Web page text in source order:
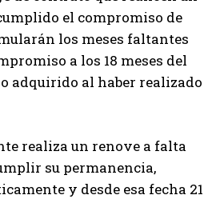
el compromiso de
los meses faltantes
a los 18 meses del
adquirido al haber realizado
realiza un renove a falta
su permanencia,
y desde esa fecha 21